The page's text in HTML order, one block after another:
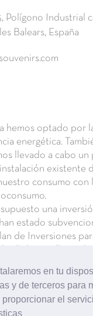
en tu
y de terceros para
proporcionar el
Polígono Industrial
Balears, España
hemos optado por
energética.
llevado a cabo
existente
consumo con
una
estado
de Inversiones
Baleares,